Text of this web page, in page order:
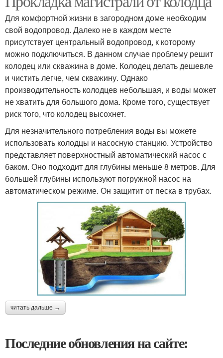
Для комфортной жизни в загородном доме необходим
свой водопровод. Далеко не в каждом месте
присутствует центральный водопровод, к которому
можно подключиться. В данном случае проблему решит
колодец или скважина в доме. Колодец делать дешевле
и чистить легче, чем скважину. Однако
производительность колодцев небольшая, и воды может
не хватить для большого дома. Кроме того, существует
риск того, что колодец высохнет.
Для незначительного потребления воды вы можете
использовать колодцы и насосную станцию. Устройство
представляет поверхностный автоматический насос с
баком. Оно подходит для глубины меньше 8 метров. Для
большей глубины используют погружной насос на
автоматическом режиме. Он защитит от песка в трубах.
читать дальше →
Последние обновления на сайте: